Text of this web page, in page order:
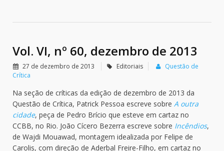
Vol. VI, nº 60, dezembro de 2013
27 de dezembro de 2013 Editoriais
Questão de
Crítica
Na seção de críticas da edição de dezembro de 2013 da
Questão de Crítica, Patrick Pessoa escreve sobre A outra
cidade, peça de Pedro Brício que esteve em cartaz no
CCBB, no Rio. João Cícero Bezerra escreve sobre Incêndios,
de Wajdi Mouawad, montagem idealizada por Felipe de
Carolis, com direção de Aderbal Freire-Filho, em cartaz no